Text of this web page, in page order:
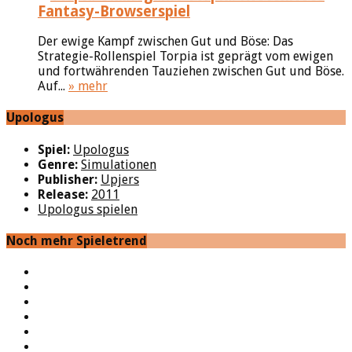
Fantasy-Browserspiel
Der ewige Kampf zwischen Gut und Böse: Das
Strategie-Rollenspiel Torpia ist geprägt vom ewigen
und fortwährenden Tauziehen zwischen Gut und Böse.
Auf... » mehr
Upologus
Spiel: Upologus
Genre: Simulationen
Publisher: Upjers
Release: 2011
Upologus spielen
Noch mehr Spieletrend